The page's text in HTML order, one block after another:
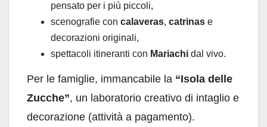
pensato per i più piccoli,
scenografie con calaveras, catrinas e
decorazioni originali,
spettacoli itineranti con Mariachi dal vivo.
Per le famiglie, immancabile la “Isola delle
Zucche”, un laboratorio creativo di intaglio e
decorazione (attività a pagamento).